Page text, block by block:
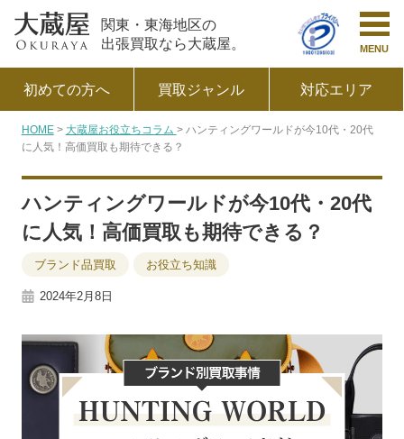
関東・東海地区の
出張買取なら大蔵屋。
MENU
初めての方へ 買取ジャンル 対応エリア
HOME 大蔵屋お役立ちコラム
ハンティングワールドが今10代・20代
に人気！高価買取も期待できる？
ハンティングワールドが今10代・20代
に人気！高価買取も期待できる？
ブランド品買取 お役立ち知識
2024年2月8日